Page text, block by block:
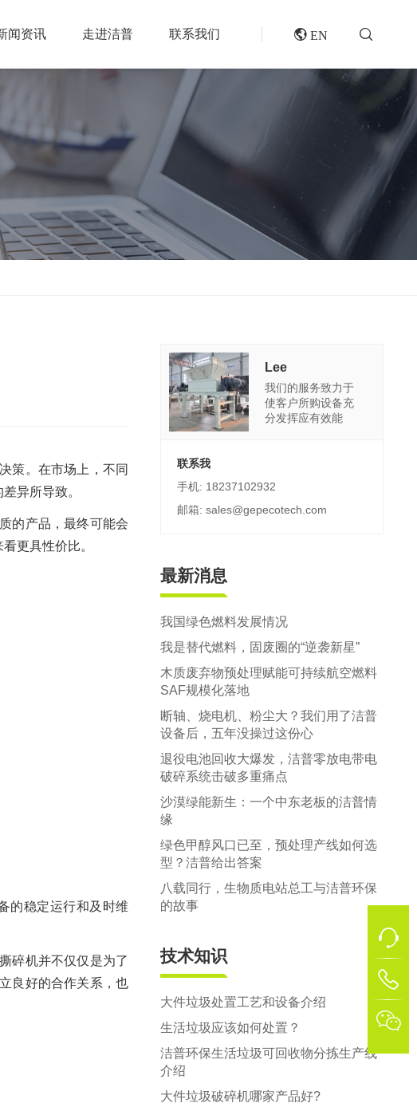
封闭式破碎系统
废轮胎热解系统
橡胶破胶机组
分选分离设备
滚筒筛
磁选机
涡电流分选机
生产线
专题报道
风电叶片回收处理方案及核心设备
垃圾衍生燃料RDF/SRF生产线系统
再生资源绿色分拣中心的建设规划和设备选择
水泥窑协同处置固废预处理系统
郑州市中原区生活垃圾分拣中心项目
建筑,装修,大件垃圾三位一体联合处置
闻资讯 走进洁普 联系我们  EN
策。在市场上，不同
异所导致。
的产品，最终可能会
更具性价比。
的稳定运行和及时维
碎机并不仅仅是为了
良好的合作关系，也
Lee
我们的服务致力于
使客户所购设备充
分发挥应有效能
联系我
手机: 18237102932
邮箱: sales@gepecotech.com
最新消息
我国绿色燃料发展情况
我是替代燃料，固废圈的“逆袭新星”
木质废弃物预处理赋能可持续航空燃料
SAF规模化落地
断轴、烧电机、粉尘大？我们用了洁普
设备后，五年没操过这份心
退役电池回收大爆发，洁普零放电带电
破碎系统击破多重痛点
沙漠绿能新生：一个中东老板的洁普情
缘
绿色甲醇风口已至，预处理产线如何选
型？洁普给出答案
八载同行，生物质电站总工与洁普环保
的故事
技术知识
大件垃圾处置工艺和设备介绍
生活垃圾应该如何处置？
洁普环保生活垃圾可回收物分拣生产线
介绍
大件垃圾破碎机哪家产品好?
